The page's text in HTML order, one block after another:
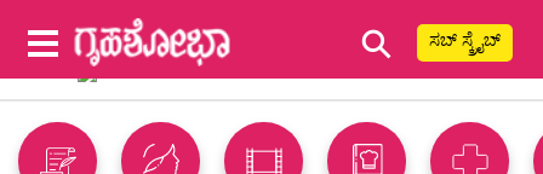
⚲ ಸಬ್ ಸ್ಕ್ರೈಬ್